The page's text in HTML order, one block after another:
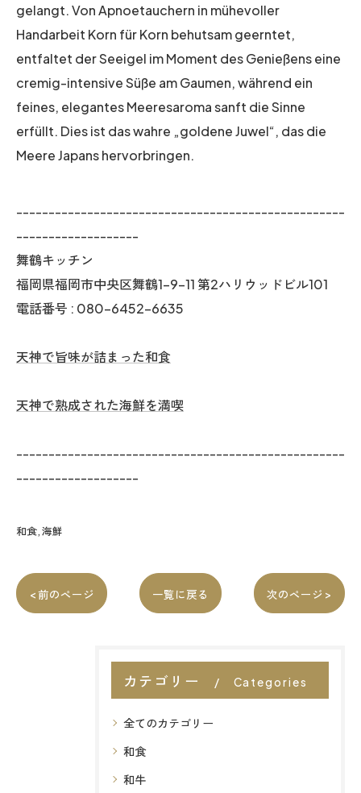
gelangt. Von Apnoetauchern in mühevoller
Handarbeit Korn für Korn behutsam geerntet,
entfaltet der Seeigel im Moment des Genießens eine
cremig-intensive Süße am Gaumen, während ein
feines, elegantes Meeresaroma sanft die Sinne
erfüllt. Dies ist das wahre „goldene Juwel“, das die
Meere Japans hervorbringen.
---------------------------------------------------
-------------------
舞鶴キッチン
福岡県福岡市中央区舞鶴1-9-11 第2ハリウッドビル101
電話番号 : 080-6452-6635
天神で旨味が詰まった和食
天神で熟成された海鮮を満喫
---------------------------------------------------
-------------------
和食 海鮮
< 前のページ 一覧に戻る 次のページ >
カテゴリー Categories
全てのカテゴリー
和食
和牛